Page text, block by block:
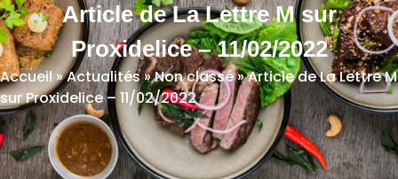
Article de La Lettre M sur
Proxidelice – 11/02/2022
Accueil»Actualités»Non classé»Article de La Lettre M
sur Proxidelice – 11/02/2022